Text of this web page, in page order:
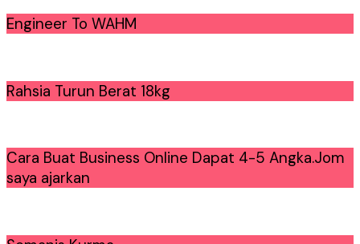
Engineer To WAHM
Rahsia Turun Berat 18kg
Cara Buat Business Online Dapat 4-5 Angka.Jom
saya ajarkan